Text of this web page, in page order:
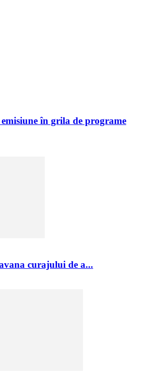
în grila de programe
curajului de a...